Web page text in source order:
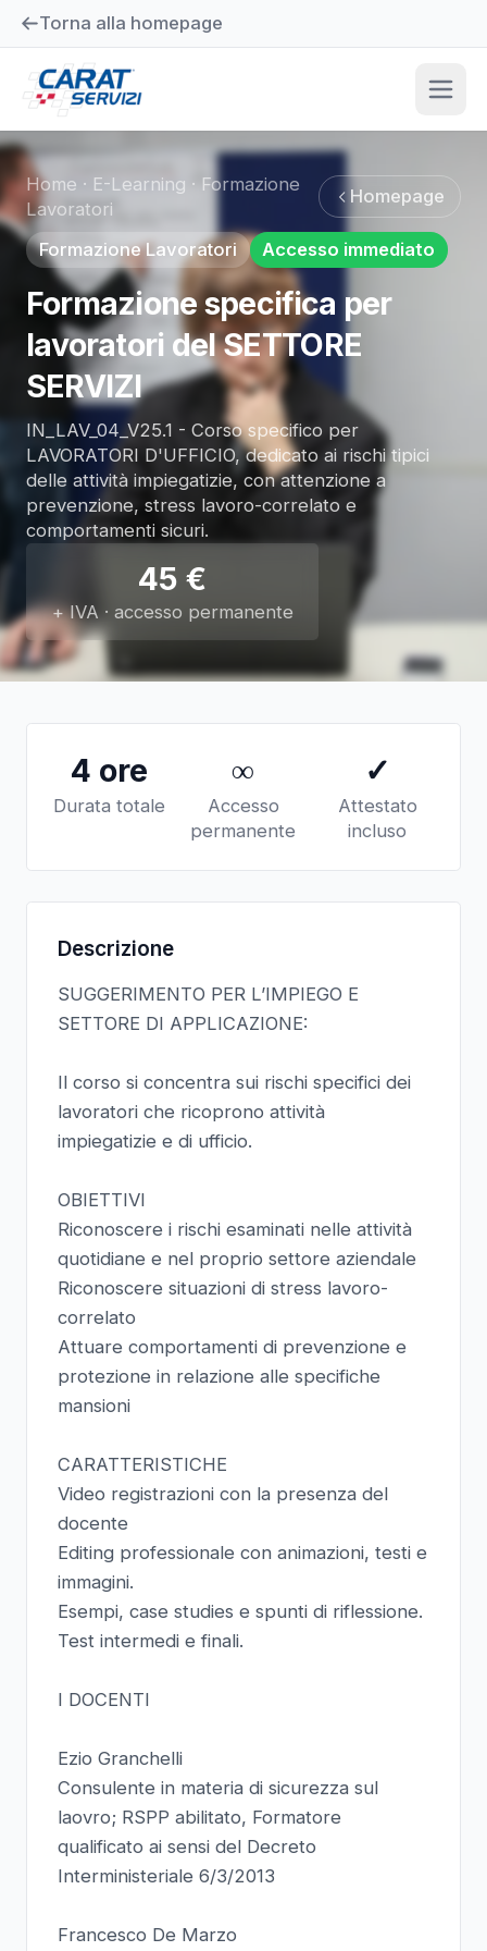
Torna alla homepage
Home · E-Learning · Formazione
Lavoratori
Homepage
Formazione Lavoratori Accesso immediato
Formazione specifica per
lavoratori del SETTORE
SERVIZI
IN_LAV_04_V25.1 - Corso specifico per
LAVORATORI D'UFFICIO, dedicato ai rischi tipici
delle attività impiegatizie, con attenzione a
prevenzione, stress lavoro-correlato e
comportamenti sicuri.
45 €
+ IVA · accesso permanente
4 ore
Durata totale
∞
Accesso
permanente
✓
Attestato
incluso
Descrizione
SUGGERIMENTO PER L’IMPIEGO E
SETTORE DI APPLICAZIONE:
Il corso si concentra sui rischi specifici dei
lavoratori che ricoprono attività
impiegatizie e di ufficio.
OBIETTIVI
Riconoscere i rischi esaminati nelle attività
quotidiane e nel proprio settore aziendale
Riconoscere situazioni di stress lavoro-
correlato
Attuare comportamenti di prevenzione e
protezione in relazione alle specifiche
mansioni
CARATTERISTICHE
Video registrazioni con la presenza del
docente
Editing professionale con animazioni, testi e
immagini.
Esempi, case studies e spunti di riflessione.
Test intermedi e finali.
I DOCENTI
Ezio Granchelli
Consulente in materia di sicurezza sul
laovro; RSPP abilitato, Formatore
qualificato ai sensi del Decreto
Interministeriale 6/3/2013
Francesco De Marzo